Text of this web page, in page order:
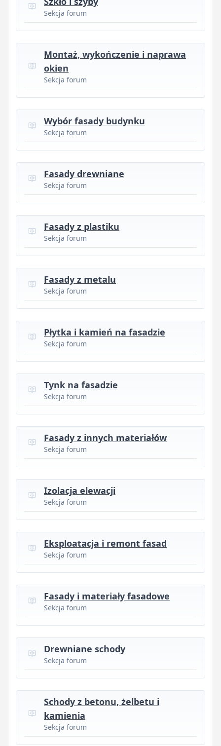
Sekcja forum
Montaż, wykończenie i naprawa
okien
Sekcja forum
Wybór fasady budynku
Sekcja forum
Fasady drewniane
Sekcja forum
Fasady z plastiku
Sekcja forum
Fasady z metalu
Sekcja forum
Płytka i kamień na fasadzie
Sekcja forum
Tynk na fasadzie
Sekcja forum
Fasady z innych materiałów
Sekcja forum
Izolacja elewacji
Sekcja forum
Eksploatacja i remont fasad
Sekcja forum
Fasady i materiały fasadowe
Sekcja forum
Drewniane schody
Sekcja forum
Schody z betonu, żelbetu i
kamienia
Sekcja forum